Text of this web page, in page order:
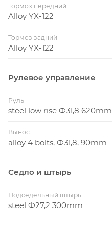
Тормоз передний
Alloy YX-122
Тормоз задний
Alloy YX-122
Рулевое управление
Руль
steel low rise Ф31,8 620mm
Вынос
alloy 4 bolts, Ф31,8, 90mm
Седло и штырь
Подседельный штырь
steel Ф27,2 300mm